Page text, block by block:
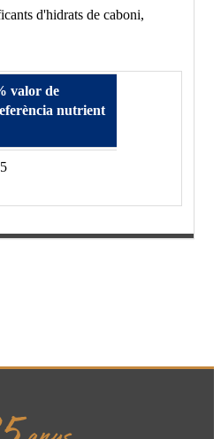
d'hidrats de caboni,
valor de
nutrient